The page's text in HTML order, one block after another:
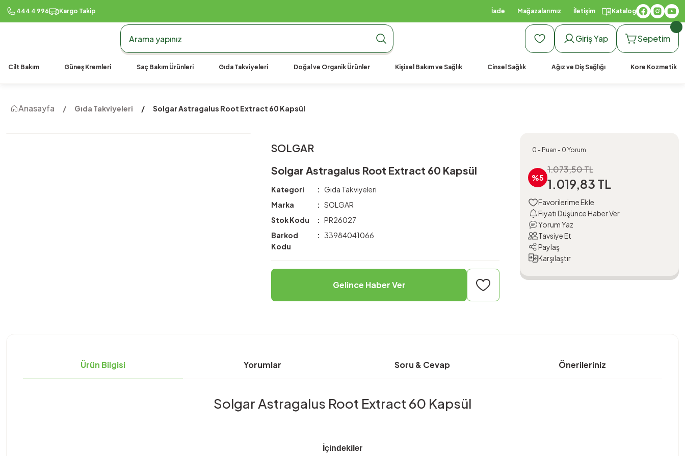
444 4 996 Kargo Takip
990 TL Üzeri Ücretsiz Kargo990 TL Üzeri Ücretsiz Kargo
İade Mağazalarımız İletişim Katalog
Giriş Yap Sepetim
Cilt Bakım Güneş Kremleri Saç Bakım Ürünleri Gıda Takviyeleri Doğal ve Organik Ürünler Kişisel Bakım ve Sağlık Cinsel Sağlık Ağız ve Diş Sağlığı Kore Kozmetik
Anasayfa Gıda Takviyeleri Solgar Astragalus Root Extract 60 Kapsül
SOLGAR
Solgar Astragalus Root Extract 60 Kapsül
Kategori
Gıda Takviyeleri
Marka
SOLGAR
Stok Kodu
PR26027
Barkod
Kodu
33984041066
Gelince Haber Ver
0 - Puan - 0 Yorum
%5
1.073,50 TL
1.019,83 TL
Fiyatı Düşünce Haber Ver
Yorum Yaz
Tavsiye Et
Paylaş
Karşılaştır
Ürün Bilgisi Yorumlar Soru & Cevap Önerileriniz
Solgar Astragalus Root Extract 60 Kapsül
İçindekiler